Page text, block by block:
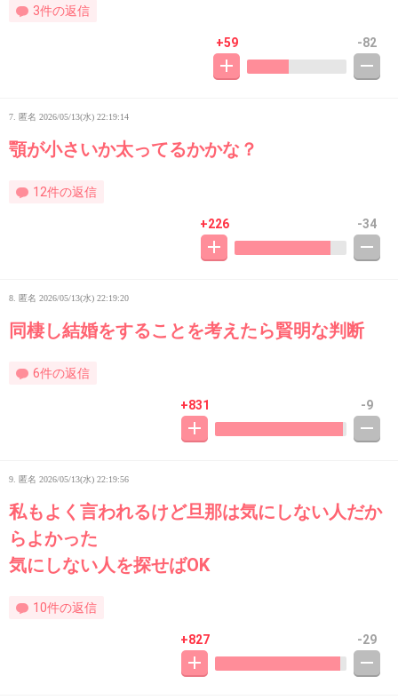
3件の返信
+59 -82
7. 匿名 2026/05/13(水) 22:19:14
顎が小さいか太ってるかかな？
12件の返信
+226 -34
8. 匿名 2026/05/13(水) 22:19:20
同棲し結婚をすることを考えたら賢明な判断
6件の返信
+831 -9
9. 匿名 2026/05/13(水) 22:19:56
私もよく言われるけど旦那は気にしない人だか
らよかった
気にしない人を探せばOK
10件の返信
+827 -29